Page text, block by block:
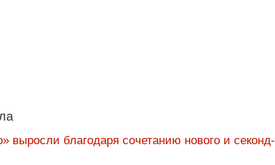
выросли благодаря сочетанию нового и секонд-